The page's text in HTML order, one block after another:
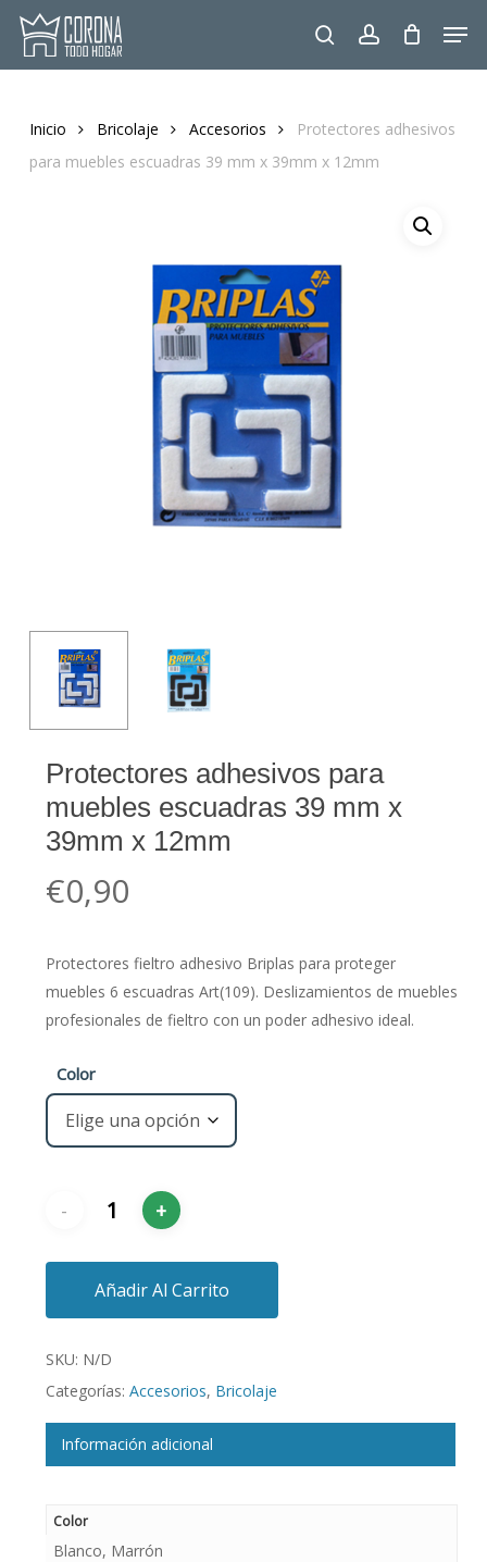
Skip
main
searchaccount
Inicio Bricolaje Accesorios
Protectores adhesivos
para muebles escuadras 39 mm x 39mm x 12mm
Protectores adhesivos para
muebles escuadras 39 mm x
39mm x 12mm
€0,90
Protectores fieltro adhesivo Briplas para proteger
muebles 6 escuadras Art(109). Deslizamientos de muebles
profesionales de fieltro con un poder adhesivo ideal.
Color
Añadir Al Carrito
SKU: N/D
Categorías: Accesorios, Bricolaje
Información adicional
Color
Blanco, Marrón